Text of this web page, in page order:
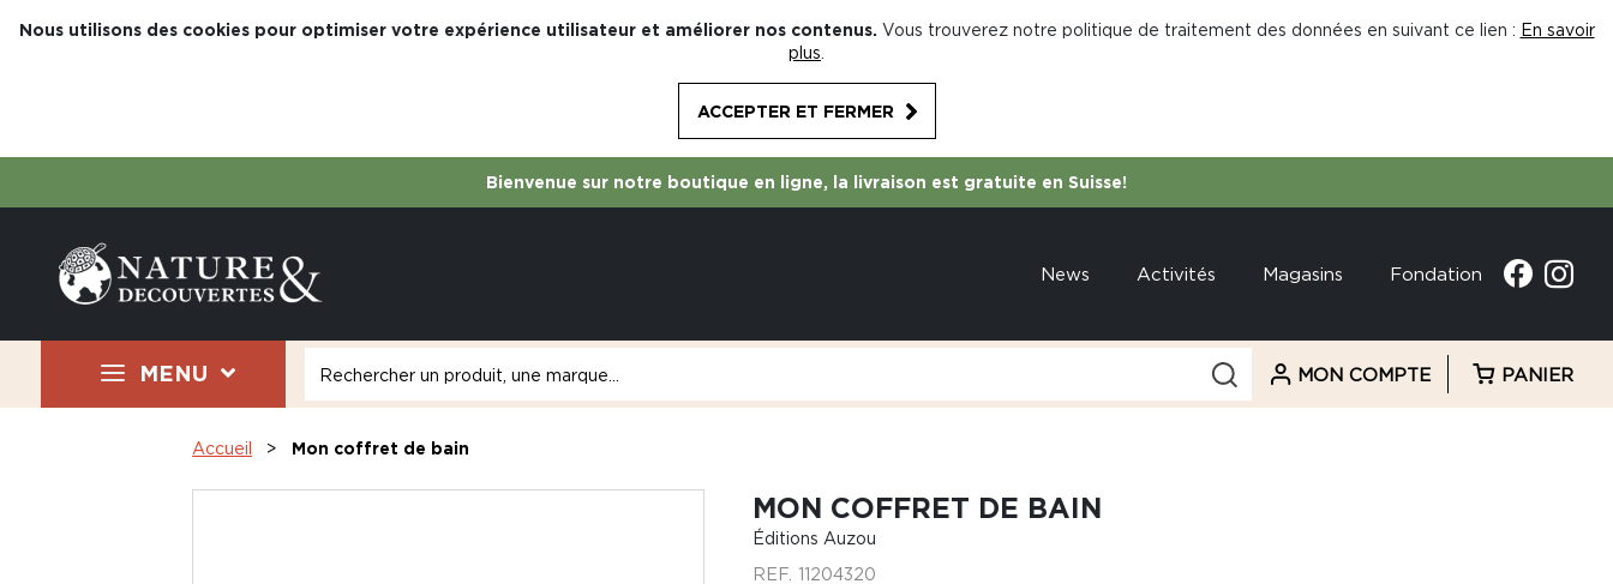
Nous utilisons des cookies pour optimiser votre expérience utilisateur et améliorer nos contenus. Vous trouverez notre politique de traitement des données en suivant ce lien : En savoir
plus
ACCEPTER ET FERMER
Bienvenue sur notre boutique en ligne, la livraison est gratuite en Suisse!
News Activités Magasins Fondation
MENU MON COMPTE PANIER
Accueil Mon coffret de bain
MON COFFRET DE BAIN
Éditions Auzou
REF. 11204320